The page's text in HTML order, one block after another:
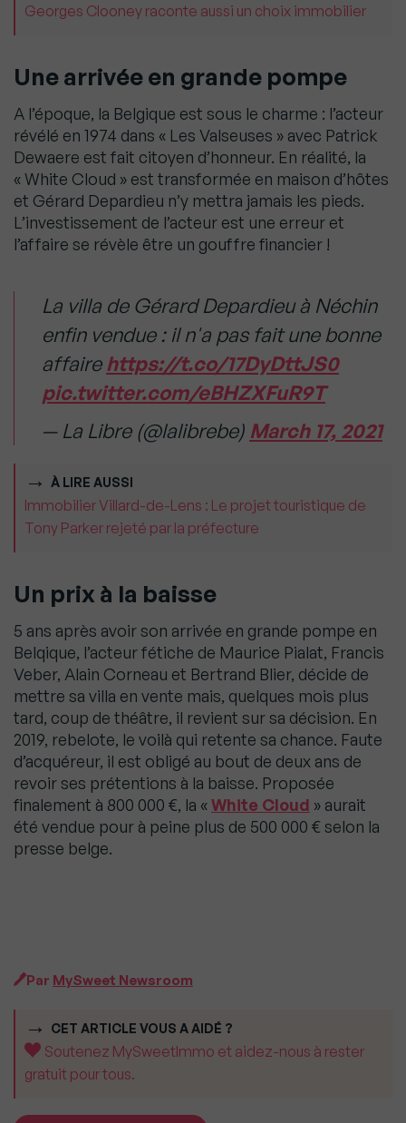
Georges Clooney raconte aussi un choix immobilier
Une arrivée en grande pompe
A l’époque, la Belgique est sous le charme : l’acteur
révélé en 1974 dans « Les Valseuses » avec Patrick
Dewaere est fait citoyen d’honneur. En réalité, la
« White Cloud » est transformée en maison d’hôtes
et Gérard Depardieu n’y mettra jamais les pieds.
L’investissement de l’acteur est une erreur et
l’affaire se révèle être un gouffre financier !
La villa de Gérard Depardieu à Néchin
enfin vendue : il n'a pas fait une bonne
affaire https://t.co/17DyDttJS0
pic.twitter.com/eBHZXFuR9T
— La Libre (@lalibrebe) March 17, 2021
À LIRE AUSSI
Immobilier Villard-de-Lens : Le projet touristique de
Tony Parker rejeté par la préfecture
Un prix à la baisse
5 ans après avoir son arrivée en grande pompe en
Belqique, l’acteur fétiche de Maurice Pialat, Francis
Veber, Alain Corneau et Bertrand Blier, décide de
mettre sa villa en vente mais, quelques mois plus
tard, coup de théâtre, il revient sur sa décision. En
2019, rebelote, le voilà qui retente sa chance. Faute
d’acquéreur, il est obligé au bout de deux ans de
revoir ses prétentions à la baisse. Proposée
finalement à 800 000 €, la «White Cloud » aurait
été vendue pour à peine plus de 500 000 € selon la
presse belge.
Par MySweet Newsroom
CET ARTICLE VOUS A AIDÉ ?
Soutenez MySweetImmo et aidez-nous à rester
gratuit pour tous.